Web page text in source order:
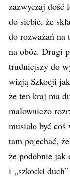
zazwyczaj dość
do siebie, że
do rozważań na
na obóz. Drugi
trudniejszy do
wizją Szkocji
że ten kraj ma
malowniczo
musiało być
tam pojechać,
że podobnie jak
i „szkocki